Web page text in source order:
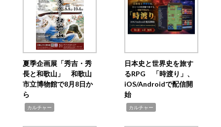
夏季企画展「秀吉・秀
長と和歌山」 和歌山
市立博物館で8月8日か
ら
カルチャー
日本史と世界史を旅す
るRPG 「時渡り」、
iOS/Androidで配信開
始
カルチャー